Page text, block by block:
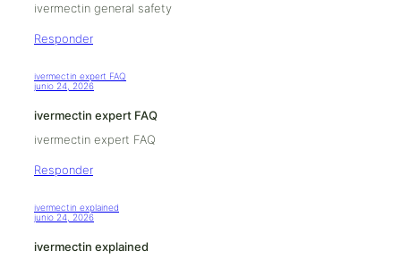
ivermectin general safety
Responder
ivermectin expert FAQ
junio 24, 2026
ivermectin expert FAQ
ivermectin expert FAQ
Responder
ivermectin explained
junio 24, 2026
ivermectin explained